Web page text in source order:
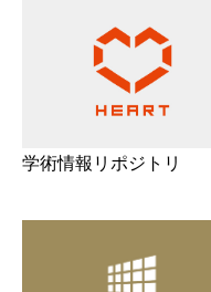
学術情報リポジトリ